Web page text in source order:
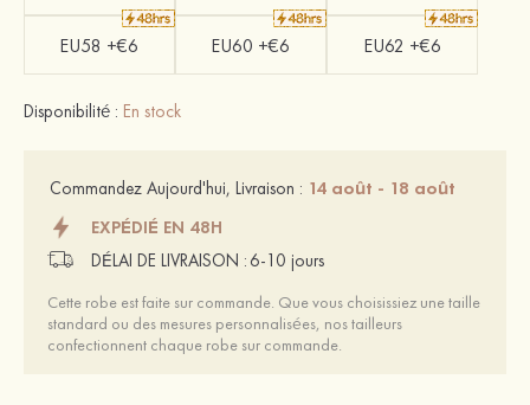
EU58 +€6 EU60 +€6 EU62 +€6
Disponibilité : En stock
Commandez Aujourd'hui, Livraison : 14 août - 18 août
EXPÉDIÉ EN 48H
DÉLAI DE LIVRAISON : 6-10 jours
Cette robe est faite sur commande. Que vous choisissiez une taille
standard ou des mesures personnalisées, nos tailleurs
confectionnent chaque robe sur commande.